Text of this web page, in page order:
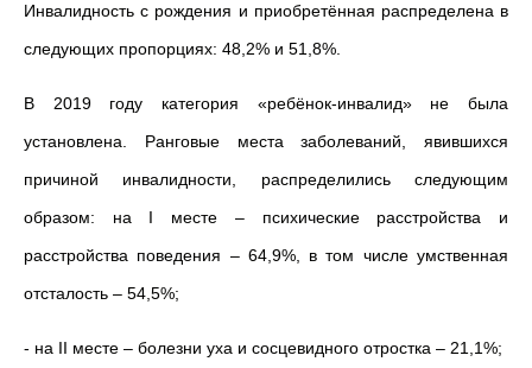
Инвалидность с рождения и приобретённая распределена в
следующих пропорциях: 48,2% и 51,8%.
В 2019 году категория «ребёнок-инвалид» не была
установлена. Ранговые места заболеваний, явившихся
причиной инвалидности, распределились следующим
образом: на I месте – психические расстройства и
расстройства поведения – 64,9%, в том числе умственная
отсталость – 54,5%;
- на II месте – болезни уха и сосцевидного отростка – 21,1%;